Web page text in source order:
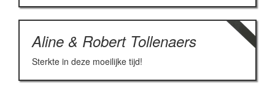
Aline & Robert Tollenaers
Sterkte in deze moeilijke tijd!